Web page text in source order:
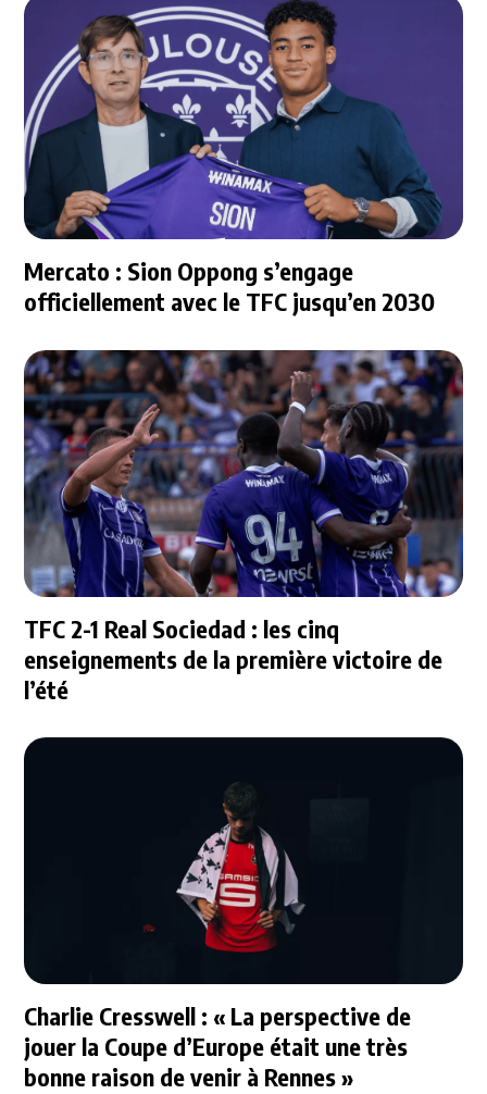
Mercato : Sion Oppong s’engage
officiellement avec le TFC jusqu’en 2030
TFC 2-1 Real Sociedad : les cinq
enseignements de la première victoire de
l’été
Charlie Cresswell : « La perspective de
jouer la Coupe d’Europe était une très
bonne raison de venir à Rennes »